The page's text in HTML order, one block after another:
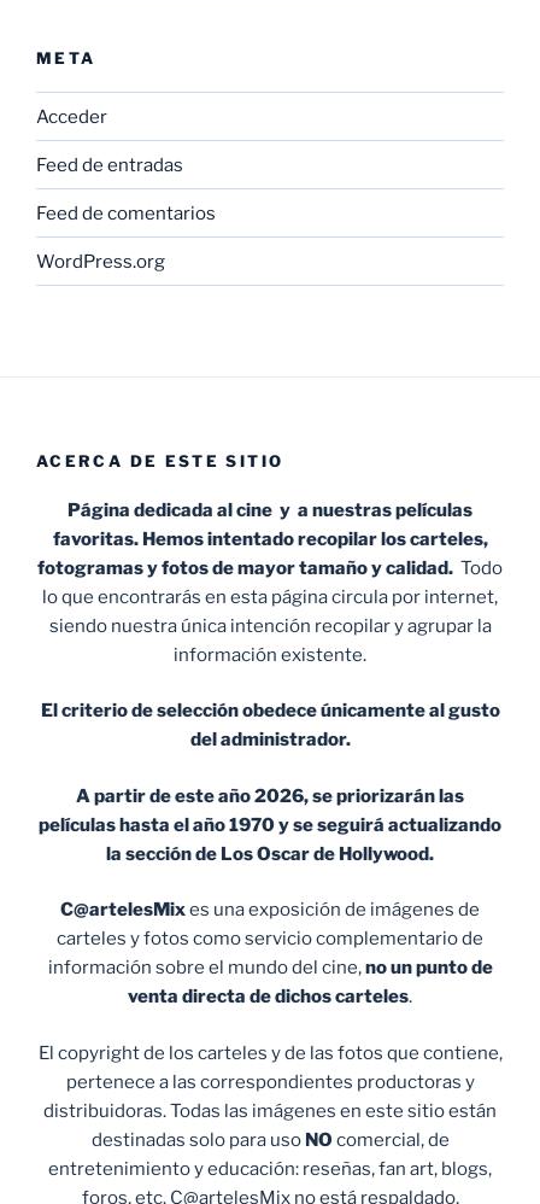
META
Acceder
Feed de entradas
Feed de comentarios
WordPress.org
ACERCA DE ESTE SITIO
Página dedicada al cine y a nuestras películas
favoritas. Hemos intentado recopilar los carteles,
fotogramas y fotos de mayor tamaño y calidad. Todo
lo que encontrarás en esta página circula por internet,
siendo nuestra única intención recopilar y agrupar la
información existente.
El criterio de selección obedece únicamente al gusto
del administrador.
A partir de este año 2026, se priorizarán las
películas hasta el año 1970 y se seguirá actualizando
la sección de Los Oscar de Hollywood.
C@artelesMixes una exposición de imágenes de
carteles y fotos como servicio complementario de
información sobre el mundo del cine,no un punto de
venta directa de dichos carteles.
El copyright de los carteles y de las fotos que contiene,
pertenece a las correspondientes productoras y
distribuidoras. Todas las imágenes en este sitio están
destinadas solo para uso NO comercial, de
entretenimiento y educación: reseñas, fan art, blogs,
foros, etc. C@artelesMix no está respaldado,